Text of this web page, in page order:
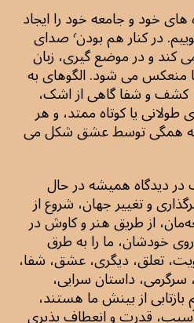
های خود و جامعه خود را ایجاد
می کنیم از مشارکت می گوییم. در کنار هم بودن٬ صدای
کند و در موضع گیری، زبان
منعکس می شود. الگوهای به
کشف و شفا گاهی از اشک،
یا کوتاه ممتد، و هر
که همگی توسط عشق شکل می
در دیدگاه همیشه در حال
و تغییر جهان، شروع از
از طریق هنر و کاوش در
خودشان، ما را به طرق
تعلق، دیگری، عشق، شفا،
داستان سرایی،
از بینش ما هستند،
آسیب، قدرت و انعطاف پذیری